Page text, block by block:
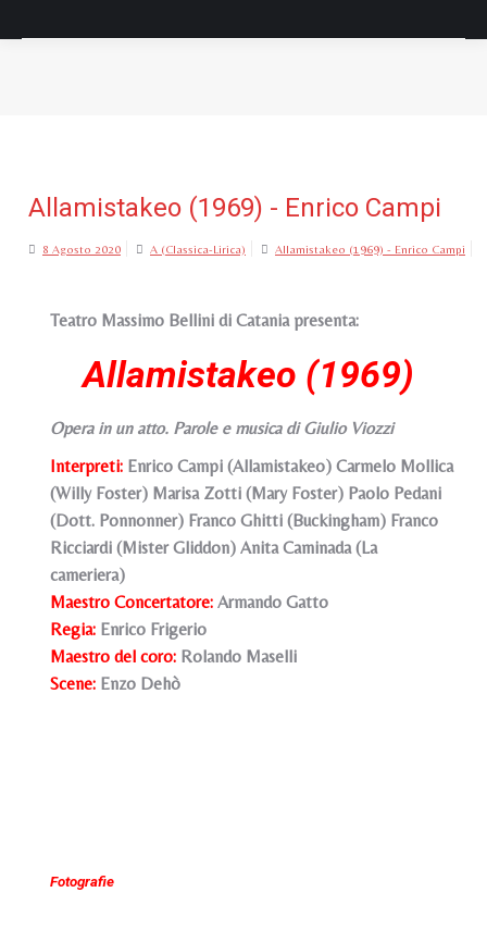
Allamistakeo (1969) - Enrico Campi
8 Agosto 2020 A (Classica-Lirica) Allamistakeo (1969) - Enrico Campi
Teatro Massimo Bellini di Catania presenta:
Allamistakeo (1969)
Opera in un atto. Parole e musica di Giulio Viozzi
Interpreti: Enrico Campi (Allamistakeo) Carmelo Mollica
(Willy Foster) Marisa Zotti (Mary Foster) Paolo Pedani
(Dott. Ponnonner) Franco Ghitti (Buckingham) Franco
Ricciardi (Mister Gliddon) Anita Caminada (La
cameriera)
Maestro Concertatore: Armando Gatto
Regia: Enrico Frigerio
Maestro del coro: Rolando Maselli
Scene: Enzo Dehò
Fotografie